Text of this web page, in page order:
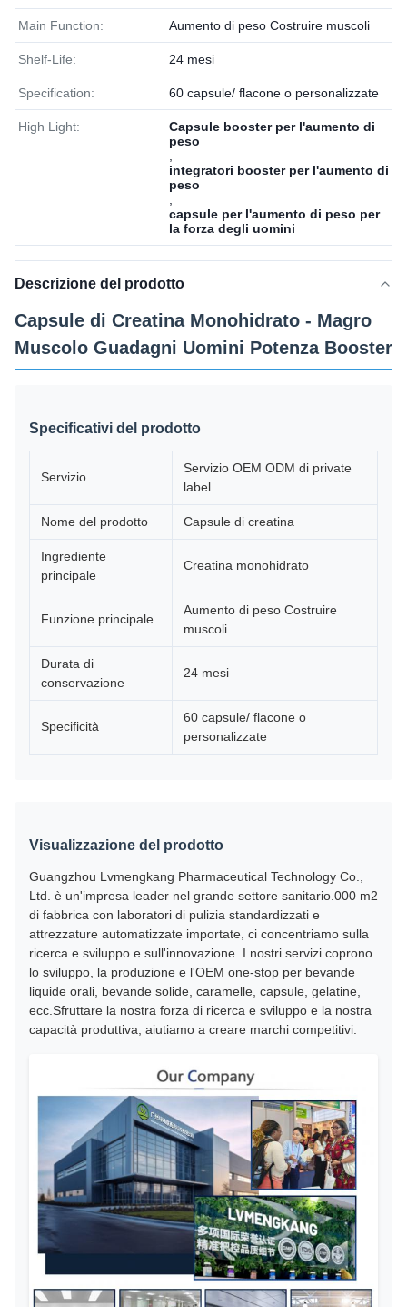
Main Function: Aumento di peso Costruire muscoli
Shelf-Life: 24 mesi
Specification: 60 capsule/ flacone o personalizzate
High Light:
Capsule booster per l'aumento di
peso
integratori booster per l'aumento di
peso
capsule per l'aumento di peso per
la forza degli uomini
Descrizione del prodotto
Capsule di Creatina Monohidrato - Magro
Muscolo Guadagni Uomini Potenza Booster
Specificativi del prodotto
Servizio
Servizio OEM ODM di private
label
Nome del prodotto Capsule di creatina
Ingrediente
principale
Creatina monohidrato
Funzione principale
Aumento di peso Costruire
muscoli
Durata di
conservazione
24 mesi
Specificità
60 capsule/ flacone o
personalizzate
Visualizzazione del prodotto
Guangzhou Lvmengkang Pharmaceutical Technology Co.,
Ltd. è un'impresa leader nel grande settore sanitario.000 m2
di fabbrica con laboratori di pulizia standardizzati e
attrezzature automatizzate importate, ci concentriamo sulla
ricerca e sviluppo e sull'innovazione. I nostri servizi coprono
lo sviluppo, la produzione e l'OEM one-stop per bevande
liquide orali, bevande solide, caramelle, capsule, gelatine,
ecc.Sfruttare la nostra forza di ricerca e sviluppo e la nostra
capacità produttiva, aiutiamo a creare marchi competitivi.